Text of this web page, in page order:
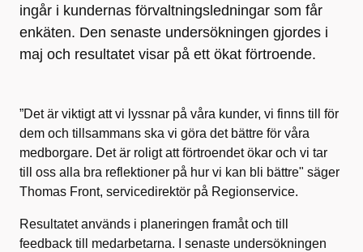
ingår i kundernas förvaltningsledningar som får
enkäten. Den senaste undersökningen gjordes i
maj och resultatet visar på ett ökat förtroende.
”Det är viktigt att vi lyssnar på våra kunder, vi finns till för
dem och tillsammans ska vi göra det bättre för våra
medborgare. Det är roligt att förtroendet ökar och vi tar
till oss alla bra reflektioner på hur vi kan bli bättre" säger
Thomas Front, servicedirektör på Regionservice.
Resultatet används i planeringen framåt och till
feedback till medarbetarna. I senaste undersökningen